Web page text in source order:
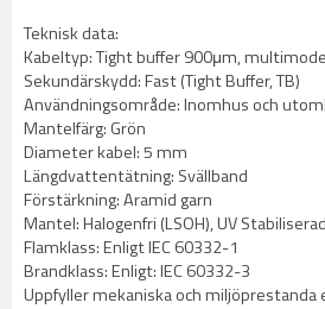
Teknisk data:
Kabeltyp: Tight buffer 900μm,
Sekundärskydd: Fast (Tight Buffer, TB)
Användningsområde: Inomhus och
Mantelfärg: Grön
Diameter kabel: 5 mm
Längdvattentätning: Svällband
Förstärkning: Aramid garn
Mantel: Halogenfri (LSOH), UV Stabiliserad
Flamklass: Enligt IEC 60332-1
Brandklass: Enligt: IEC 60332-3
Uppfyller mekaniska och miljöprestanda